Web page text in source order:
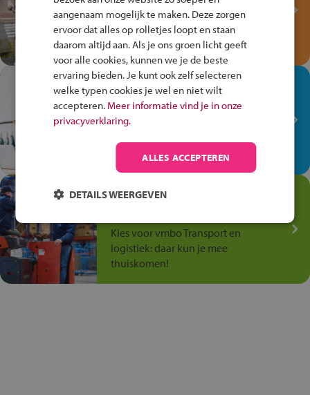
Verkeersspel!
Speel het Fiets Veilig Verkeersspel
en win een Cortina-fiets!
In de winkel ben je op je
plek!
Ontdek via het vmbo jouw talent
op de winkelvloer, waar elke dag
anders is!
Jouw talent in de
Kies voor vmbo Transport en
logistiek: daar kun je mee
thuiskomen!
aangenaam mogelijk te maken. Deze zorgen
ervoor dat alles op rolletjes loopt en staan
daarom altijd aan. Als je ons groen licht geeft
voor alle cookies, kunnen we je de beste
ervaring bieden. Je kunt ook zelf selecteren
welke typen cookies je wel en niet wilt
accepteren. Meer informatie vind je in onze
privacyverklaring.
ALLES ACCEPTEREN
DETAILS WEERGEVEN